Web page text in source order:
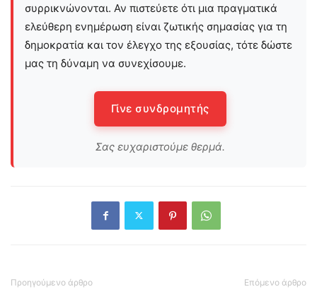
συρρικνώνονται. Αν πιστεύετε ότι μια πραγματικά
ελεύθερη ενημέρωση είναι ζωτικής σημασίας για τη
δημοκρατία και τον έλεγχο της εξουσίας, τότε δώστε
μας τη δύναμη να συνεχίσουμε.
Γίνε συνδρομητής
Σας ευχαριστούμε θερμά.
Προηγούμενο άρθρο Επόμενο άρθρο